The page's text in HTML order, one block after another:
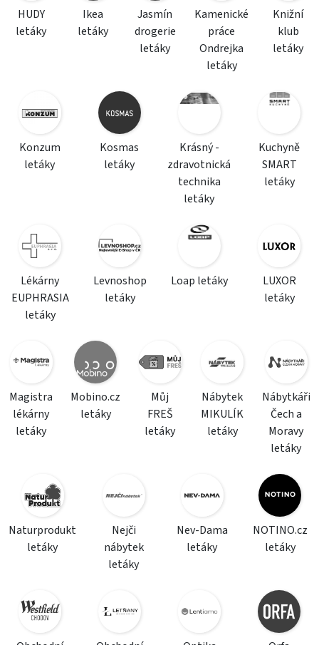
HUDY
letáky
Ikea
letáky
Jasmín
drogerie
letáky
Kamenické
práce
Ondrejka
letáky
Knižní
klub
letáky
Konzum
letáky
Kosmas
letáky
Krásný -
zdravotnická
technika
letáky
Kuchyně
SMART
letáky
Lékárny
EUPHRASIA
letáky
Levnoshop
letáky
Loap letáky
LUXOR
letáky
Magistra
lékárny
letáky
Mobino.cz
letáky
Můj
FREŠ
letáky
Nábytek
MIKULÍK
letáky
Nábytkáři
Čech a
Moravy
letáky
Naturprodukt
letáky
Nejči
nábytek
letáky
Nev-Dama
letáky
NOTINO.cz
letáky